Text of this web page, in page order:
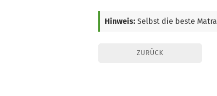
Hinweis: Selbst die beste
ZURÜCK